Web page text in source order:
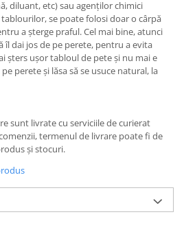
diluant, etc) sau agenților chimici
se poate folosi doar o cârpă
a șterge praful. Cel mai bine, atunci
îl dai jos de pe perete, pentru a evita
șters ușor tabloul de pete și nu mai e
perete și lăsa să se usuce natural, la
sunt livrate cu serviciile de curierat
termenul de livrare poate fi de
și stocuri.